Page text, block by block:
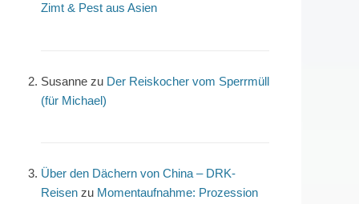
Zimt & Pest aus Asien
Susanne zu Der Reiskocher vom Sperrmüll
(für Michael)
Über den Dächern von China – DRK-
Reisen zu Momentaufnahme: Prozession